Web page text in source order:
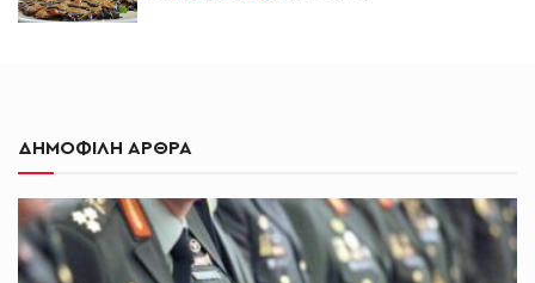
ΔΗΜΟΦΙΛΗ ΑΡΘΡΑ